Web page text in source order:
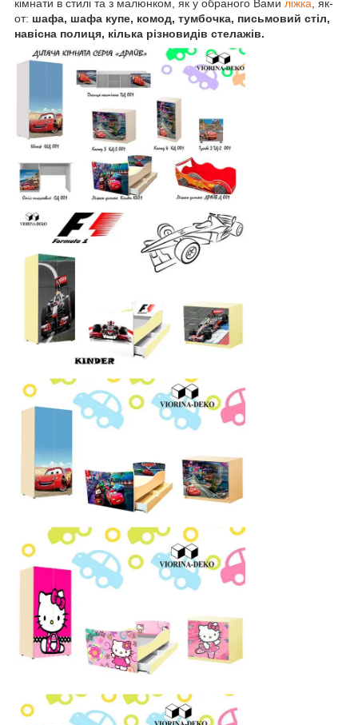
кімнати в стилі та з малюнком, як у обраного Вами ліжка , як-
от: шафа, шафа купе, комод, тумбочка, письмовий стіл,
навісна полиця, кілька різновидів стелажів.